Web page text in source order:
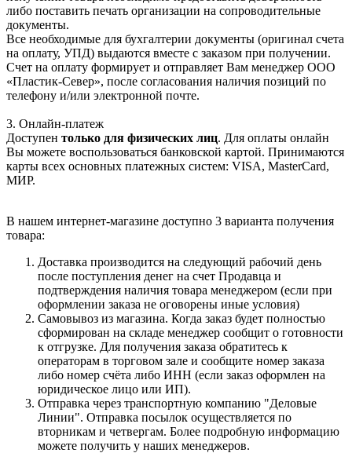
либо поставить печать организации на сопроводительные
документы.
Все необходимые для бухгалтерии документы (оригинал счета
на оплату, УПД) выдаются вместе с заказом при получении.
Счет на оплату формирует и отправляет Вам менеджер ООО
«Пластик-Север», после согласования наличия позиций по
телефону и/или электронной почте.
3. Онлайн-платеж
Доступен только для физических лиц. Для оплаты онлайн
Вы можете воспользоваться банковской картой. Принимаются
карты всех основных платежных систем: VISA, MasterCard,
МИР.
В нашем интернет-магазине доступно 3 варианта получения
товара:
Доставка производится на следующий рабочий день
после поступления денег на счет Продавца и
подтверждения наличия товара менеджером (если при
оформлении заказа не оговорены иные условия)
Самовывоз из магазина. Когда заказ будет полностью
сформирован на складе менеджер сообщит о готовности
к отгрузке. Для получения заказа обратитесь к
операторам в торговом зале и сообщите номер заказа
либо номер счёта либо ИНН (если заказ оформлен на
юридическое лицо или ИП).
Отправка через транспортную компанию "Деловые
Линии". Отправка посылок осуществляется по
вторникам и четвергам. Более подробную информацию
можете получить у наших менеджеров.